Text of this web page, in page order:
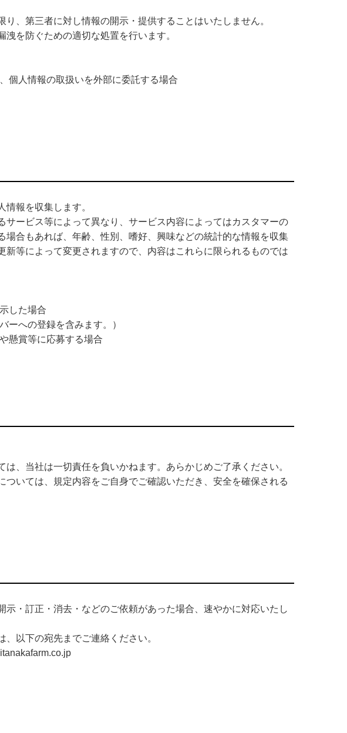
、第三者に対し情報の開示・提供することはいたしません。
を防ぐための適切な処置を行います。
個人情報の取扱いを外部に委託する場合
報を収集します。
ービス等によって異なり、サービス内容によってはカスタマーの
合もあれば、年齢、性別、嗜好、興味などの統計的な情報を収集
等によって変更されますので、内容はこれらに限られるものでは
した場合
ーへの登録を含みます。）
懸賞等に応募する場合
、当社は一切責任を負いかねます。あらかじめご了承ください。
いては、規定内容をご自身でご確認いただき、安全を確保される
・訂正・消去・などのご依頼があった場合、速やかに対応いたし
以下の宛先までご連絡ください。